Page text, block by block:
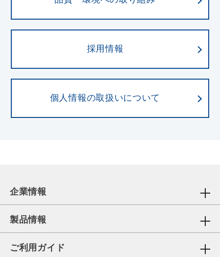
採用情報
個人情報の取扱いについて
企業情報
製品情報
ご利用ガイド